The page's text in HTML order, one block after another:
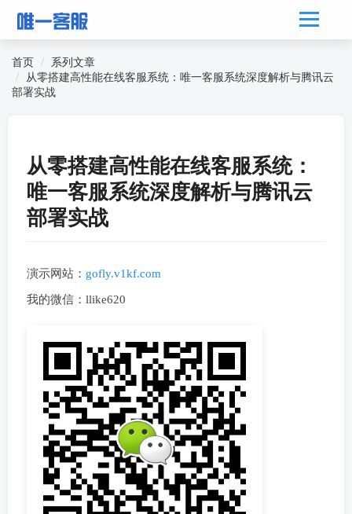
首页
系列文章
从零搭建高性能在线客服系统：唯一客服系统深度解析与腾讯云
部署实战
从零搭建高性能在线客服系统：
唯一客服系统深度解析与腾讯云
部署实战
演示网站： gofly.v1kf.com
我的微信：llike620